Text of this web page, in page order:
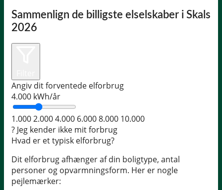
Sammenlign de billigste elselskaber i Skals
2026
Angiv dit forventede elforbrug
4.000 kWh/år
1.0002.0004.000 6.0008.000 10.000
? Jeg kender ikke mit forbrug
Hvad er et typisk elforbrug?
Dit elforbrug afhænger af din boligtype, antal
personer og opvarmningsform. Her er nogle
pejlemærker: